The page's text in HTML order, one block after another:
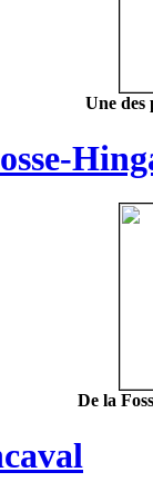
Une des
De la